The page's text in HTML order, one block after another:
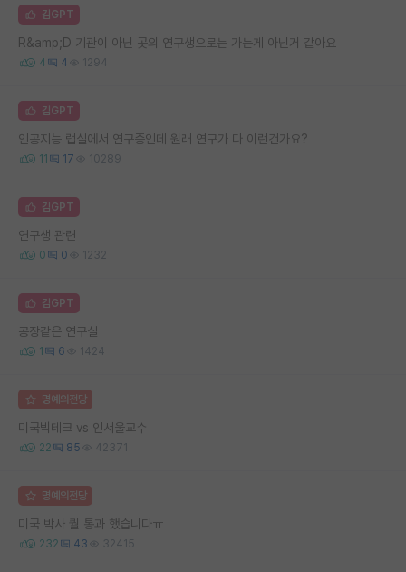
김GPT
R&amp;D 기관이 아닌 곳의 연구생으로는 가는게 아닌거 같아요
4 4 1294
김GPT
인공지능 랩실에서 연구중인데 원래 연구가 다 이런건가요?
11 17 10289
김GPT
연구생 관련
0 0 1232
김GPT
공장같은 연구실
1 6 1424
명예의전당
미국빅테크 vs 인서울교수
22 85 42371
명예의전당
미국 박사 퀄 통과 했습니다ㅠ
232 43 32415